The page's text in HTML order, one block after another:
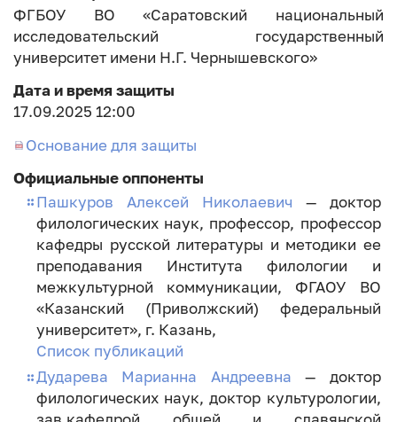
ФГБОУ ВО «Саратовский национальный
исследовательский государственный
университет имени Н.Г. Чернышевского»
Дата и время защиты
17.09.2025 12:00
Основание для защиты
Официальные оппоненты
Пашкуров Алексей Николаевич — доктор
филологических наук, профессор, профессор
кафедры русской литературы и методики ее
преподавания Института филологии и
межкультурной коммуникации, ФГАОУ ВО
«Казанский (Приволжский) федеральный
университет», г. Казань,
Список публикаций
Дударева Марианна Андреевна— доктор
филологических наук, доктор культурологии,